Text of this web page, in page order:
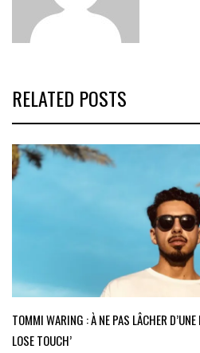
RELATED POSTS
TOMMI WARING : À NE PAS LÂCHER D’UNE
LOSE TOUCH’